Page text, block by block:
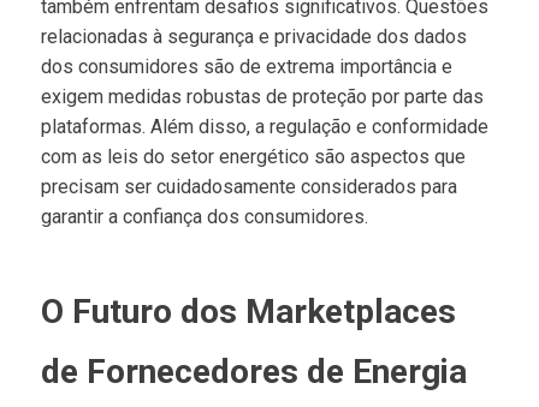
também enfrentam desafios significativos. Questões
relacionadas à segurança e privacidade dos dados
dos consumidores são de extrema importância e
exigem medidas robustas de proteção por parte das
plataformas. Além disso, a regulação e conformidade
com as leis do setor energético são aspectos que
precisam ser cuidadosamente considerados para
garantir a confiança dos consumidores.
O Futuro dos Marketplaces
de Fornecedores de Energia